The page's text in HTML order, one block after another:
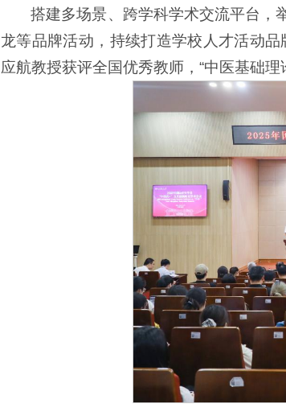
搭建多场景、跨学科学术交流平台，
龙等品牌活动，持续打造学校人才活动
应航教授获评全国优秀教师，“中医基础理